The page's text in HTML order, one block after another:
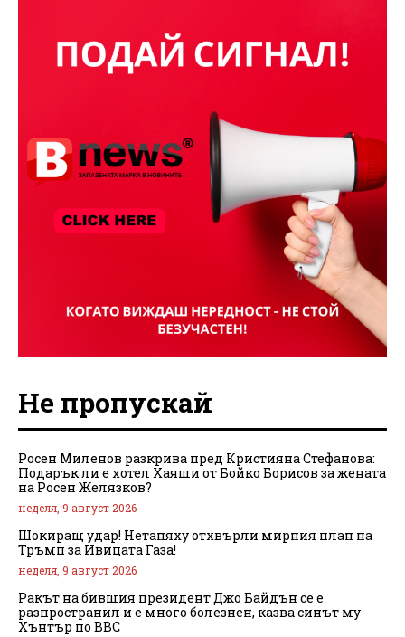
Не пропускай
Росен Миленов разкрива пред Кристияна Стефанова:
Подарък ли е хотел Хаяши от Бойко Борисов за жената
на Росен Желязков?
неделя, 9 август 2026
Шокиращ удар! Нетаняху отхвърли мирния план на
Тръмп за Ивицата Газа!
неделя, 9 август 2026
Ракът на бившия президент Джо Байдън се е
разпространил и е много болезнен, казва синът му
Хънтър по BBC